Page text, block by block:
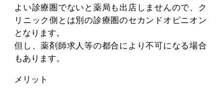
よい診療圏でないと薬局も出店しませんので、ク
リニック側とは別の診療圏のセカンドオピニオン
となります。
但し、薬剤師求人等の都合により不可になる場合
もあります。
メリット